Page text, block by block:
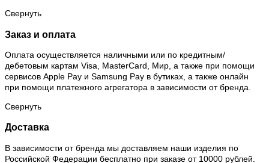
Свернуть
Заказ и оплата
Оплата осуществляется наличными или по кредитным/
дебетовым картам Visa, MasterCard, Мир, а также при помощи
сервисов Apple Pay и Samsung Pay в бутиках, а также онлайн
при помощи платежного агрегатора в зависимости от бренда.
Свернуть
Доставка
В зависимости от бренда мы доставляем наши изделия по
Российской Федерации бесплатно при заказе от 10000 рублей.